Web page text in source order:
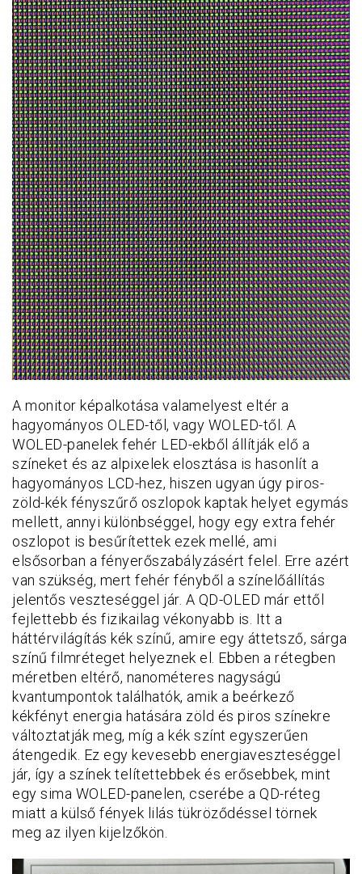
A monitor képalkotása valamelyest eltér a
hagyományos OLED-től, vagy WOLED-től. A
WOLED-panelek fehér LED-ekből állítják elő a
színeket és az alpixelek elosztása is hasonlít a
hagyományos LCD-hez, hiszen ugyan úgy piros-
zöld-kék fényszűrő oszlopok kaptak helyet egymás
mellett, annyi különbséggel, hogy egy extra fehér
oszlopot is besűrítettek ezek mellé, ami
elsősorban a fényerőszabályzásért felel. Erre azért
van szükség, mert fehér fényből a színelőállítás
jelentős veszteséggel jár. A QD-OLED már ettől
fejlettebb és fizikailag vékonyabb is. Itt a
háttérvilágítás kék színű, amire egy áttetsző, sárga
színű filmréteget helyeznek el. Ebben a rétegben
méretben eltérő, nanométeres nagyságú
kvantumpontok találhatók, amik a beérkező
kékfényt energia hatására zöld és piros színekre
változtatják meg, míg a kék színt egyszerűen
átengedik. Ez egy kevesebb energiaveszteséggel
jár, így a színek telítettebbek és erősebbek, mint
egy sima WOLED-panelen, cserébe a QD-réteg
miatt a külső fények lilás tükröződéssel törnek
meg az ilyen kijelzőkön.